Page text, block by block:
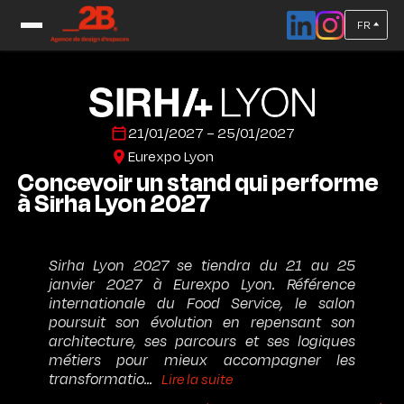
FR
Accueil / Salons 1er trimestre Standiste pour le salon SIRHA 2027
21/01/2027 – 25/01/2027
Eurexpo Lyon
Concevoir un stand qui performe
à Sirha Lyon 2027
Sirha Lyon 2027 se tiendra du 21 au 25
janvier 2027 à Eurexpo Lyon. Référence
internationale du Food Service, le salon
poursuit son évolution en repensant son
architecture, ses parcours et ses logiques
métiers pour mieux accompagner les
transformatio... Lire la suite